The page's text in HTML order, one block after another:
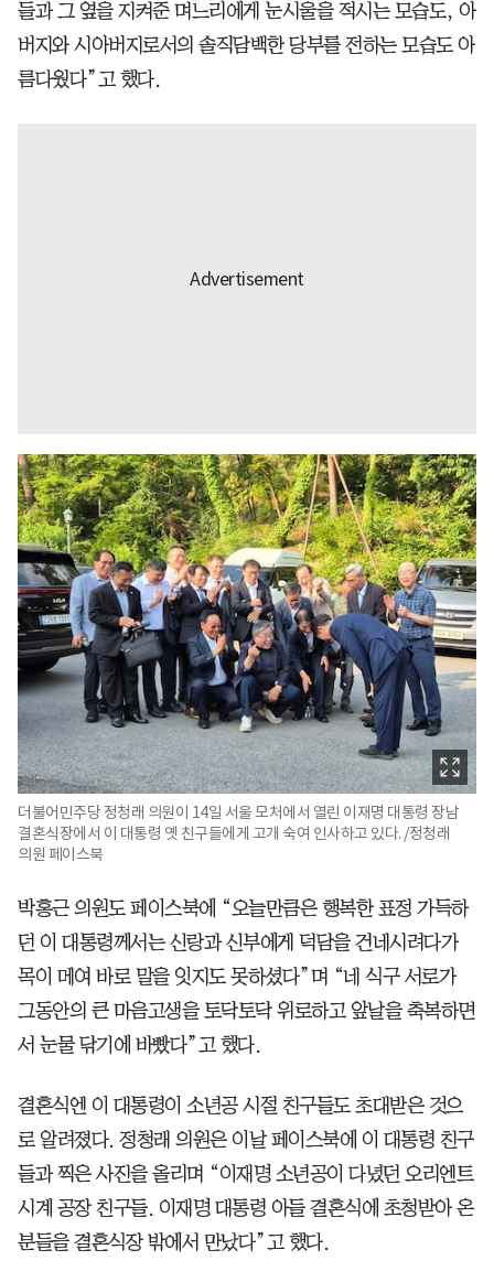
들과 그 옆을 지켜준 며느리에게 눈시울을 적시는 모습도, 아
버지와 시아버지로서의 솔직담백한 당부를 전하는 모습도 아
름다웠다”고 했다.
더불어민주당 정청래 의원이 14일 서울 모처에서 열린 이재명 대통령 장남
결혼식장에서 이 대통령 옛 친구들에게 고개 숙여 인사하고 있다. /정청래
의원 페이스북
박홍근 의원도 페이스북에 “오늘만큼은 행복한 표정 가득하
던 이 대통령께서는 신랑과 신부에게 덕담을 건네시려다가
목이 메여 바로 말을 잇지도 못하셨다”며 “네 식구 서로가
그동안의 큰 마음고생을 토닥토닥 위로하고 앞날을 축복하면
서 눈물 닦기에 바빴다”고 했다.
결혼식엔 이 대통령이 소년공 시절 친구들도 초대받은 것으
로 알려졌다. 정청래 의원은 이날 페이스북에 이 대통령 친구
들과 찍은 사진을 올리며 “이재명 소년공이 다녔던 오리엔트
시계 공장 친구들. 이재명 대통령 아들 결혼식에 초청받아 온
분들을 결혼식장 밖에서 만났다”고 했다.